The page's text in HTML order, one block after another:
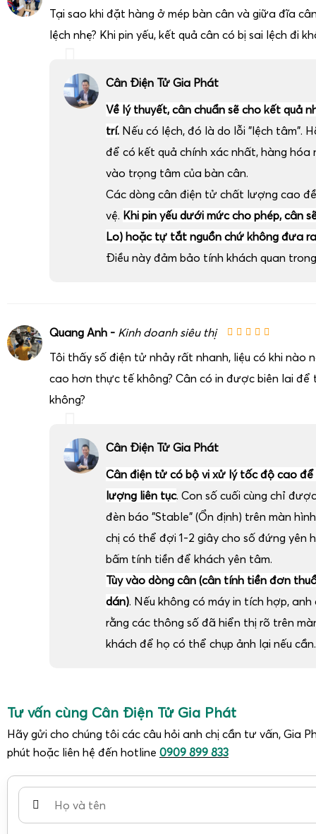
Tại sao khi đặt hàng ở mép bàn cân và giữa đĩa
lệch nhẹ? Khi pin yếu, kết quả cân có bị sai lệch đi
Cân Điện Tử Gia Phát
Về lý thuyết, cân chuẩn sẽ cho kết quả
trí. Nếu có lệch, đó là do lỗi "lệch tâm".
để có kết quả chính xác nhất, hàng
vào trọng tâm của bàn cân.
Các dòng cân điện tử chất lượng cao
vệ. Khi pin yếu dưới mức cho phép, cân
Lo) hoặc tự tắt nguồn chứ không đưa
Điều này đảm bảo tính khách quan
Quang Anh - Kinh doanh siêu thị
Tôi thấy số điện tử nhảy rất nhanh, liệu có khi nào
cao hơn thực tế không? Cân có in được biên lai để
không?
Cân Điện Tử Gia Phát
Cân điện tử có bộ vi xử lý tốc độ cao để
lượng liên tục. Con số cuối cùng chỉ
đèn báo "Stable" (Ổn định) trên màn
chị có thể đợi 1-2 giây cho số đứng yên
bấm tính tiền để khách yên tâm.
Tùy vào dòng cân (cân tính tiền đơn
dán). Nếu không có máy in tích hợp,
rằng các thông số đã hiển thị rõ trên
khách để họ có thể chụp ảnh lại nếu cần.
Tư vấn cùng Cân Điện Tử Gia Phát
Hãy gửi cho chúng tôi các câu hỏi anh chị cần tư vấn, Gia
phút hoặc liên hệ đến hotline 0909 899 833